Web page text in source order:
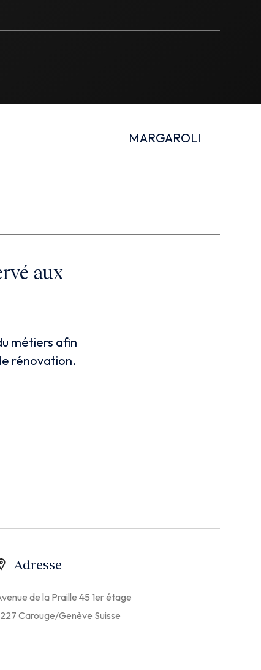
MARGAROLI
aux
métiers afin
rénovation.
Adresse
de la Praille 45 1er étage
Carouge/Genève Suisse